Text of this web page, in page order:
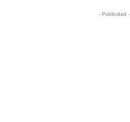
- Publicidad -